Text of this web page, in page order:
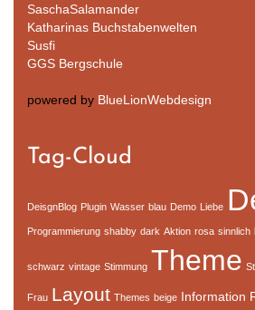
SaschaSalamander
Katharinas Buchstabenwelten
Susfi
GGS Bergschule
powered by BlueLionWebdesign
Tag-Cloud
DeisgnBlog Plugin Wasser blau Demo Liebe
Programmierung shabby dark Aktion rosa sinnlich
schwarz vintage Stimmung Theme
Frau Layout Themes beige Information